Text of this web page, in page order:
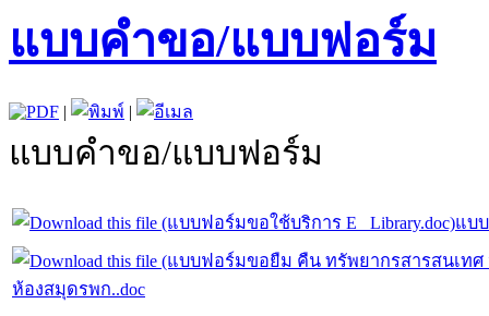
แบบคำขอ/แบบฟอร์ม
| |
แบบคำขอ/แบบฟอร์ม
แบ
ห้องสมุดรพก..doc